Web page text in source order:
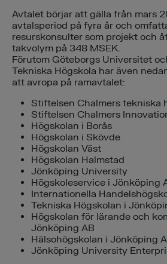
Avtalet börjar att gälla från mars
avtalsperiod på fyra år och
resurskonsulter som projekt och
takvolym på 348 MSEK.
Förutom Göteborgs Universitet
Tekniska Högskola har även
att avropa på ramavtalet:
Stiftelsen Chalmers tekniska
Stiftelsen Chalmers
Högskolan i Borås
Högskolan i Skövde
Högskolan Väst
Högskolan Halmstad
Jönköping University
Högskoleservice i Jönköping
Internationella
Tekniska Högskolan i
Högskolan för lärande och
Jönköping AB
Hälsohögskolan i Jönköping
Jönköping University